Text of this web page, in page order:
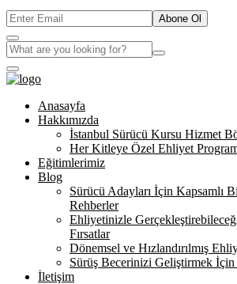
Abone Ol
Anasayfa
Hakkımızda
İstanbul Sürücü Kursu Hizmet
Her Kitleye Özel Ehliyet
Eğitimlerimiz
Blog
Sürücü Adayları İçin Kapsamlı
Rehberler
Ehliyetinizle
Fırsatlar
Dönemsel ve Hızlandırılmış
Sürüş Becerinizi Geliştirmek
İletişim